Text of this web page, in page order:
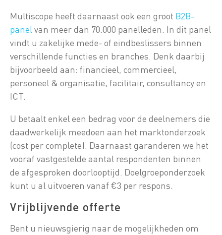
Multiscope heeft daarnaast ook een groot B2B-
panelvan meer dan 70.000 panelleden. In dit panel
vindt u zakelijke mede- of eindbeslissers binnen
verschillende functies en branches. Denk daarbij
bijvoorbeeld aan: financieel, commercieel,
personeel & organisatie, facilitair, consultancy en
ICT.
U betaalt enkel een bedrag voor de deelnemers die
daadwerkelijk meedoen aan het marktonderzoek
(cost per complete). Daarnaast garanderen we het
vooraf vastgestelde aantal respondenten binnen
de afgesproken doorlooptijd. Doelgroeponderzoek
kunt u al uitvoeren vanaf €3 per respons.
Vrijblijvende offerte
Bent u nieuwsgierig naar de mogelijkheden om